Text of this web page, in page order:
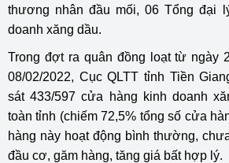
thương nhân đầu mối, 06 Tổng đại
doanh xăng dầu.
Trong đợt ra quân đồng loạt từ ngày
08/02/2022, Cục QLTT tỉnh Tiền
sát 433/597 cửa hàng kinh doanh
toàn tỉnh (chiếm 72,5% tổng số cửa
hàng này hoạt động bình thường,
đầu cơ, găm hàng, tăng giá bất hợp lý.